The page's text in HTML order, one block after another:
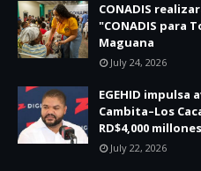
CONADIS
"CONADIS para
Maguana
July 24, 2026
EGEHID impulsa
Cambita–Los
RD$4,000 millones
July 22, 2026